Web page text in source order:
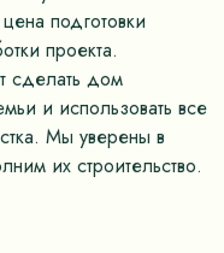
подготовки
проекта.
сделать дом
и использовать все
Мы уверены в
их строительство.